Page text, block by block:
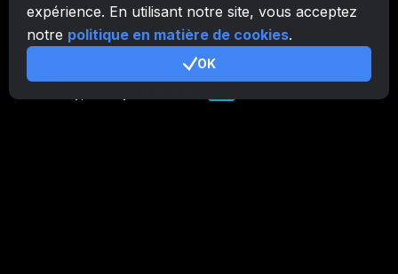
expérience. En utilisant notre site, vous acceptez
notre politique en matière de cookies.
OK
CryptoTabpour Android MAX
pour Android PRO